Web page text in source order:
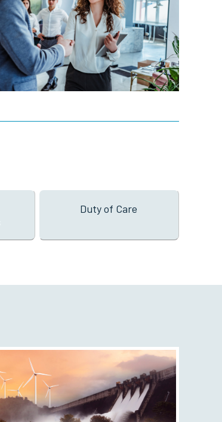
Duty of Care